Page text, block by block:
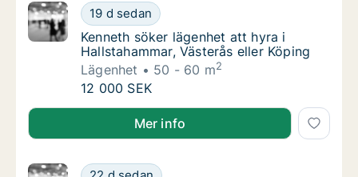
Kenneth söker lägenhet att hyra i
19 d sedan
Kenneth söker lägenhet att hyra i
Kenneth söker lägenhet att hyra i
Hallstahammar, Västerås eller Köping
Lägenhet
50 - 60 m2
Kenneth söker lägenhet att hyra i
12 000 SEK
Kenneth söker lägenhet att hyra i Hallstahammar,
Mer info
Jag söker lägenhet att hyra i